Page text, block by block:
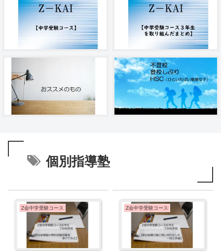
個別指導塾
Z会中学受験コース Z会中学受験コース